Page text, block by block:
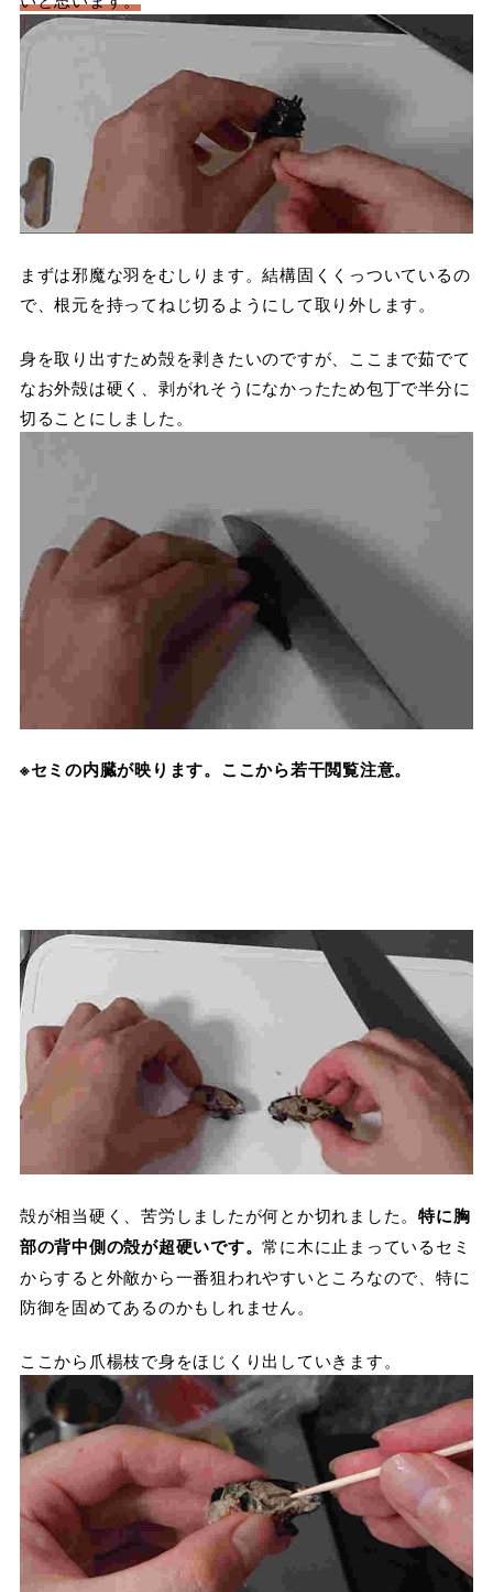
まずは邪魔な羽をむしります。結構固くくっついているの
で、根元を持ってねじ切るようにして取り外します。
身を取り出すため殻を剥きたいのですが、ここまで茹でて
なお外殻は硬く、剥がれそうになかったため包丁で半分に
切ることにしました。
※セミの内臓が映ります。ここから若干閲覧注意。
殻が相当硬く、苦労しましたが何とか切れました。特に胸
部の背中側の殻が超硬いです。常に木に止まっているセミ
からすると外敵から一番狙われやすいところなので、特に
防御を固めてあるのかもしれません。
ここから爪楊枝で身をほじくり出していきます。